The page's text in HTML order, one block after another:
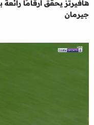
هافيرتز يحقق أرقامًا
جيرمان